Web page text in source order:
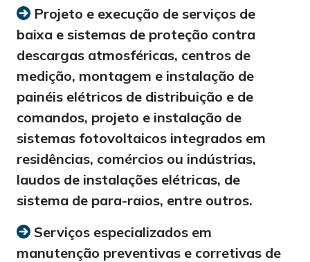
Projeto e execução de serviços de
baixa e sistemas de proteção contra
descargas atmosféricas, centros de
medição, montagem e instalação de
painéis elétricos de distribuição e de
comandos, projeto e instalação de
sistemas fotovoltaicos integrados em
residências, comércios ou indústrias,
laudos de instalações elétricas, de
sistema de para-raios, entre outros.
Serviços especializados em
manutenção preventivas e corretivas de